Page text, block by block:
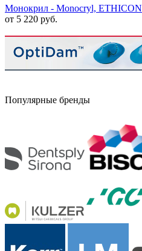
Монокрил - Monocryl, ETHICON
от 5 220 руб.
Популярные бренды